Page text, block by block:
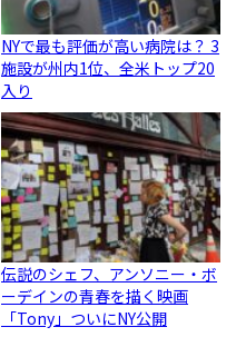
NYで最も評価が高い病院は？ 3
施設が州内1位、全米トップ20
入り
伝説のシェフ、アンソニー・ボ
ーデインの青春を描く映画
「Tony」ついにNY公開